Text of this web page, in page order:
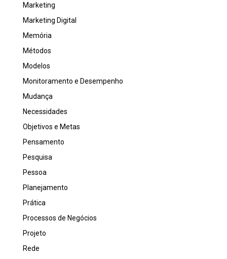
Marketing
Marketing Digital
Memória
Métodos
Modelos
Monitoramento e Desempenho
Mudança
Necessidades
Objetivos e Metas
Pensamento
Pesquisa
Pessoa
Planejamento
Prática
Processos de Negócios
Projeto
Rede